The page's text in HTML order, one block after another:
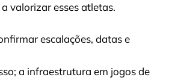
valorizar esses atletas.
escalações, datas e
a infraestrutura em jogos de